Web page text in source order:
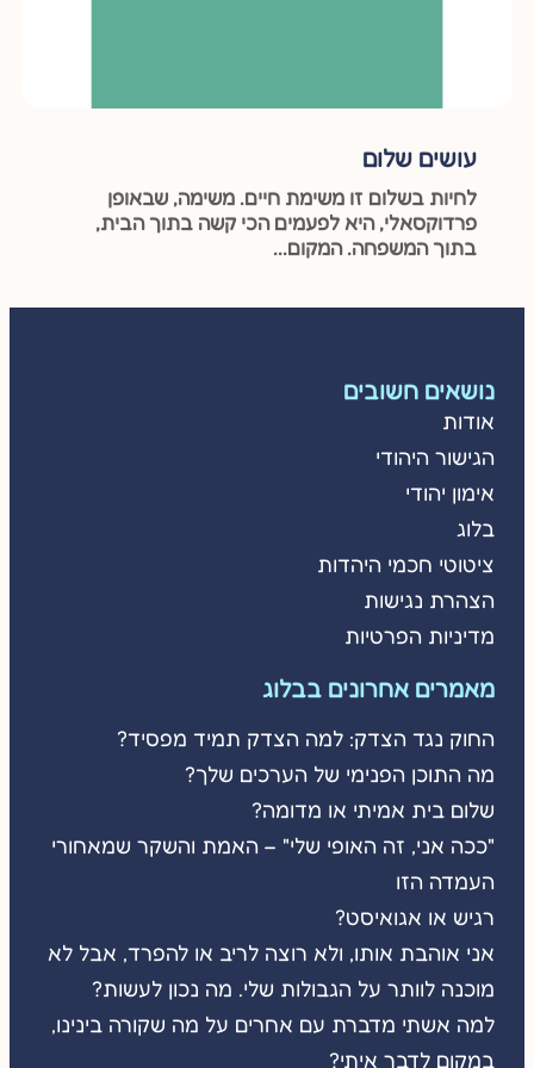
עושים שלום
לחיות בשלום זו משימת חיים. משימה, שבאופן
פרדוקסאלי, היא לפעמים הכי קשה בתוך הבית,
בתוך המשפחה. המקום...
נושאים חשובים
אודות
הגישור היהודי
אימון יהודי
בלוג
ציטוטי חכמי היהדות
הצהרת נגישות
מדיניות הפרטיות
מאמרים אחרונים בבלוג
החוק נגד הצדק: למה הצדק תמיד מפסיד?
מה התוכן הפנימי של הערכים שלך?
שלום בית אמיתי או מדומה?
"ככה אני, זה האופי שלי" – האמת והשקר שמאחורי
העמדה הזו
רגיש או אגואיסט?
אני אוהבת אותו, ולא רוצה לריב או להפרד, אבל לא
מוכנה לוותר על הגבולות שלי. מה נכון לעשות?
למה אשתי מדברת עם אחרים על מה שקורה בינינו,
במקום לדבר איתי?